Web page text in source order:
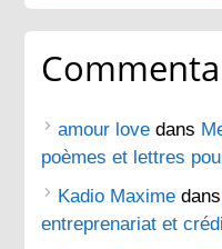
amour love dans
poèmes et lettres
Kadio Maxime
entreprenariat et